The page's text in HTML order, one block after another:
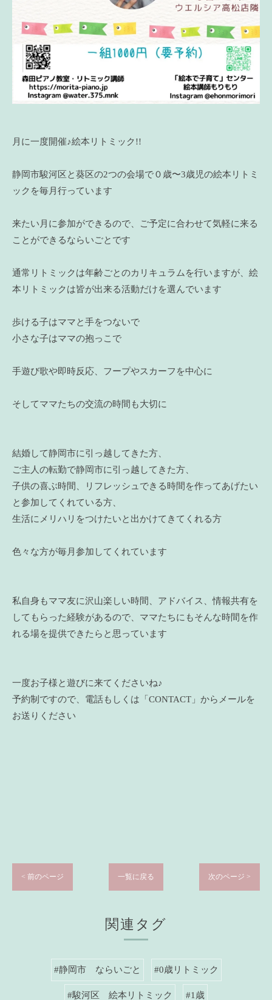
月に一度開催♪絵本リトミック!!
静岡市駿河区と葵区の2つの会場で０歳〜3歳児の絵本リトミ
ックを毎月行っています
来たい月に参加ができるので、ご予定に合わせて気軽に来る
ことができるならいごとです
通常リトミックは年齢ごとのカリキュラムを行いますが、絵
本リトミックは皆が出来る活動だけを選んでいます
歩ける子はママと手をつないで
小さな子はママの抱っこで
手遊び歌や即時反応、フープやスカーフを中心に
そしてママたちの交流の時間も大切に
結婚して静岡市に引っ越してきた方、
ご主人の転勤で静岡市に引っ越してきた方、
子供の喜ぶ時間、リフレッシュできる時間を作ってあげたい
と参加してくれている方、
生活にメリハリをつけたいと出かけてきてくれる方
色々な方が毎月参加してくれています
私自身もママ友に沢山楽しい時間、アドバイス、情報共有を
してもらった経験があるので、ママたちにもそんな時間を作
れる場を提供できたらと思っています
一度お子様と遊びに来てくださいね♪
予約制ですので、電話もしくは「CONTACT」からメールを
お送りください
< 前のページ 一覧に戻る 次のページ >
関連タグ
#静岡市 ならいごと #0歳リトミック
#駿河区 絵本リトミック #1歳